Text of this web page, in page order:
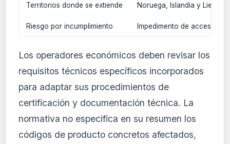
Territorios donde se extiende Noruega, Islandia y
Riesgo por incumplimiento Impedimento de acceso al
Los operadores económicos deben revisar los
requisitos técnicos específicos incorporados
para adaptar sus procedimientos de
certificación y documentación técnica. La
normativa no especifica en su resumen los
códigos de producto concretos afectados,